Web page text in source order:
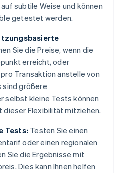
subtile Weise und können
getestet werden.
Sie die Preise, wenn die
erreicht, oder
Transaktion anstelle von
sind größere
selbst kleine Tests können
dieser Flexibilität mitziehen.
Tests: Testen Sie einen
oder einen regionalen
Sie die Ergebnisse mit
Dies kann Ihnen helfen